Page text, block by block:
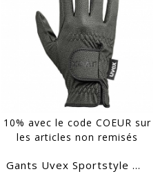
10% avec le code COEUR sur
les articles non remisés
Gants Uvex Sportstyle ...